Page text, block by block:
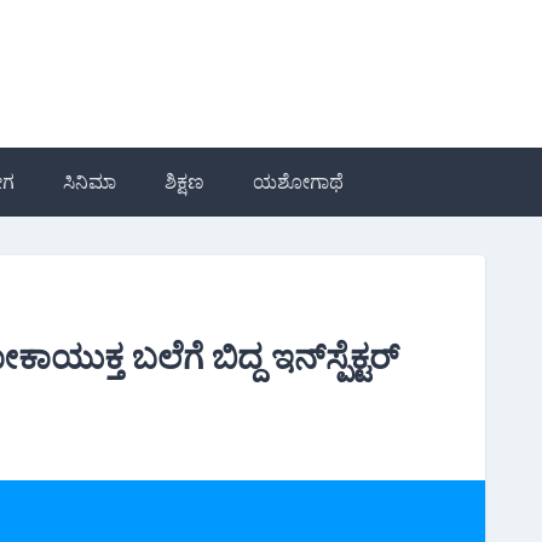
ಸಿನಿಮಾ ಶಿಕ್ಷಣ ಯಶೋಗಾಥೆ
ಬಲೆಗೆ ಬಿದ್ದ ಇನ್‌ಸ್ಪೆಕ್ಟರ್